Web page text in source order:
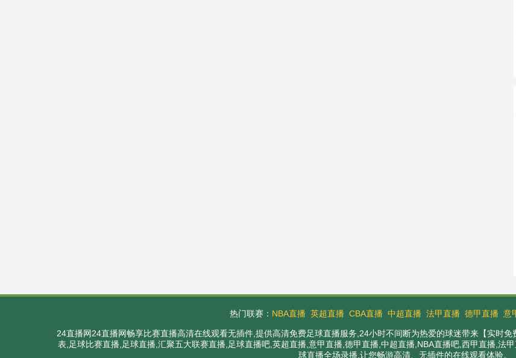
热门联赛： NBA直播 英超直播 CBA直播 中超直播 法甲直播 德甲直播 意
24直播网24直播网畅享比赛直播高清在线观看无插件,提供高清免费足球直播服务,24小时不间断为热爱的球迷带来【实时
表,足球比赛直播,足球直播,汇聚五大联赛直播,足球直播吧,英超直播,意甲直播,德甲直播,中超直播,NBA直播吧,西甲直播,法
球直播全场录播,让您畅游高清、无插件的在线观看体验。